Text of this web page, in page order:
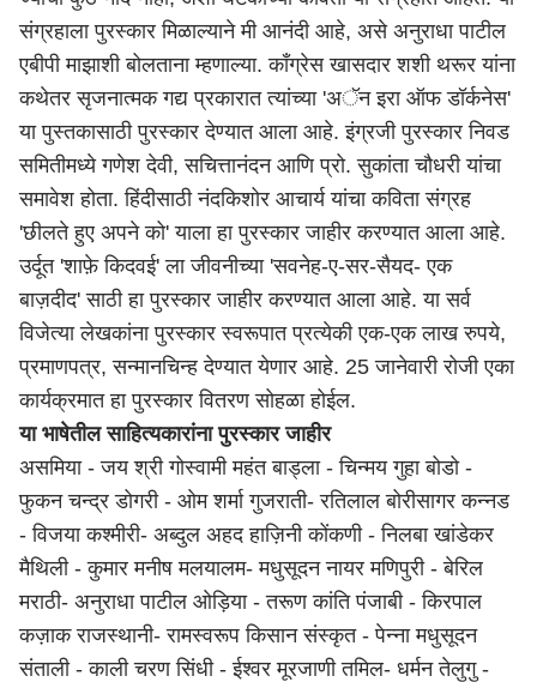
संग्रहाला पुरस्कार मिळाल्याने मी आनंदी आहे, असे अनुराधा पाटील
एबीपी माझाशी बोलताना म्हणाल्या. काँग्रेस खासदार शशी थरूर यांना
कथेतर सृजनात्मक गद्य प्रकारात त्यांच्या 'अॅन इरा ऑफ डॉर्कनेस'
या पुस्तकासाठी पुरस्कार देण्यात आला आहे. इंग्रजी पुरस्कार निवड
समितीमध्ये गणेश देवी, सचित्तानंदन आणि प्रो. सुकांता चौधरी यांचा
समावेश होता. हिंदीसाठी नंदकिशोर आचार्य यांचा कविता संग्रह
'छीलते हुए अपने को' याला हा पुरस्कार जाहीर करण्यात आला आहे.
उर्दूत 'शाफ़े किदवई' ला जीवनीच्या 'सवनेह-ए-सर-सैयद- एक
बाज़दीद' साठी हा पुरस्कार जाहीर करण्यात आला आहे. या सर्व
विजेत्या लेखकांना पुरस्कार स्वरूपात प्रत्येकी एक-एक लाख रुपये,
प्रमाणपत्र, सन्मानचिन्ह देण्यात येणार आहे. 25 जानेवारी रोजी एका
कार्यक्रमात हा पुरस्कार वितरण सोहळा होईल.
या भाषेतील साहित्यकारांना पुरस्कार जाहीर
असमिया - जय श्री गोस्वामी महंत बाड्ला - चिन्मय गुहा बोडो -
फुकन चन्द्र डोगरी - ओम शर्मा गुजराती- रतिलाल बोरीसागर कन्नड
- विजया कश्मीरी- अब्दुल अहद हाज़िनी कोंकणी - निलबा खांडेकर
मैथिली - कुमार मनीष मलयालम- मधुसूदन नायर मणिपुरी - बेरिल
मराठी- अनुराधा पाटील ओड़िया - तरूण कांति पंजाबी - किरपाल
कज़ाक राजस्थानी- रामस्वरूप किसान संस्कृत - पेन्ना मधुसूदन
संताली - काली चरण सिंधी - ईश्वर मूरजाणी तमिल- धर्मन तेलुगु -